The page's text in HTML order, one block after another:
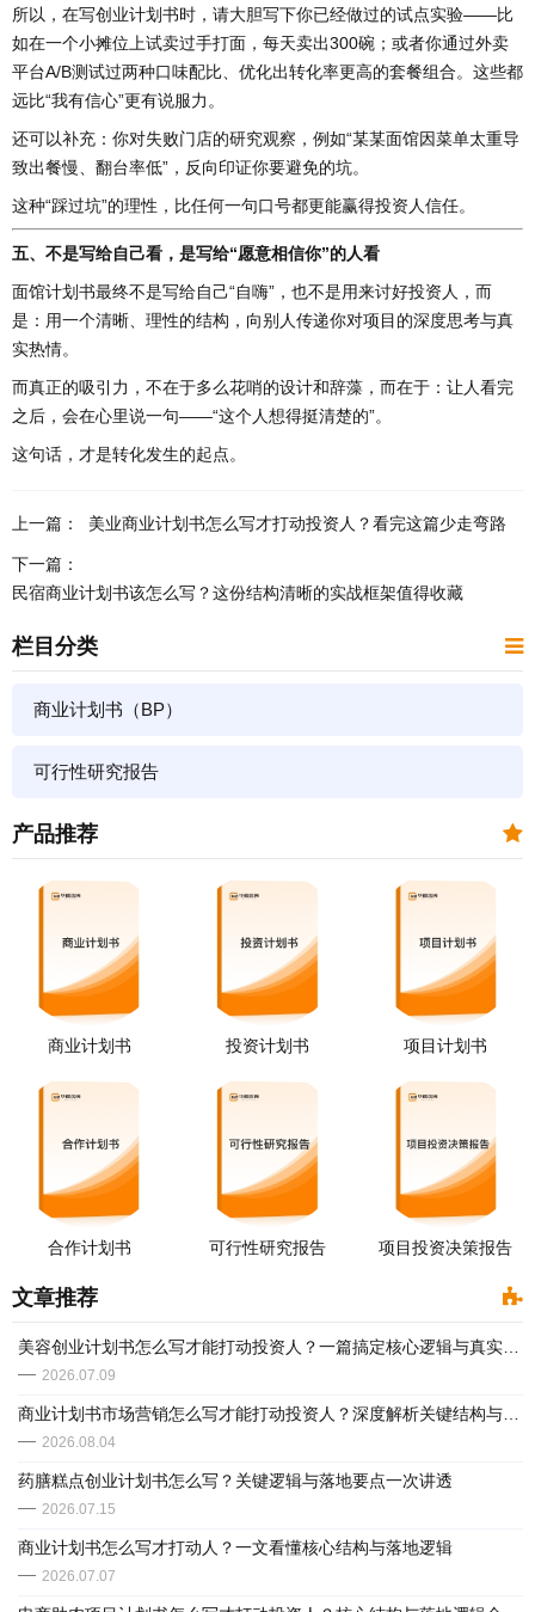
所以，在写创业计划书时，请大胆写下你已经做过的试点实验——比
如在一个小摊位上试卖过手打面，每天卖出300碗；或者你通过外卖
平台A/B测试过两种口味配比、优化出转化率更高的套餐组合。这些都
远比“我有信心”更有说服力。
还可以补充：你对失败门店的研究观察，例如“某某面馆因菜单太重导
致出餐慢、翻台率低”，反向印证你要避免的坑。
这种“踩过坑”的理性，比任何一句口号都更能赢得投资人信任。
五、不是写给自己看，是写给“愿意相信你”的人看
面馆计划书最终不是写给自己“自嗨”，也不是用来讨好投资人，而
是：用一个清晰、理性的结构，向别人传递你对项目的深度思考与真
实热情。
而真正的吸引力，不在于多么花哨的设计和辞藻，而在于：让人看完
之后，会在心里说一句——“这个人想得挺清楚的”。
这句话，才是转化发生的起点。
上一篇： 美业商业计划书怎么写才打动投资人？看完这篇少走弯路
下一篇：
民宿商业计划书该怎么写？这份结构清晰的实战框架值得收藏
栏目分类
商业计划书（BP）
可行性研究报告
产品推荐
商业计划书 投资计划书 项目计划书
合作计划书 可行性研究报告 项目投资决策报告
文章推荐
2026.07.09
2026.08.04
药膳糕点创业计划书怎么写？关键逻辑与落地要点一次讲透
2026.07.15
商业计划书怎么写才打动人？一文看懂核心结构与落地逻辑
2026.07.07